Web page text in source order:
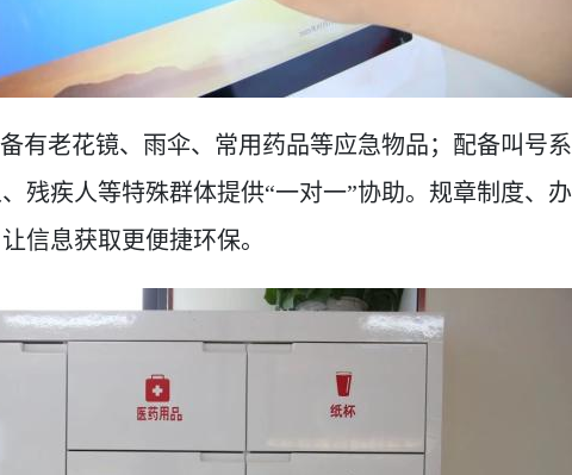
有老花镜、雨伞、常用药品等应急物品；配备叫号系
残疾人等特殊群体提供“一对一”协助。规章制度、办
信息获取更便捷环保。